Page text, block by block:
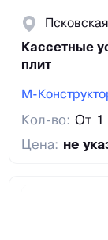
Кассетные
плит
М-
Кол-во: От 1
Цена: не